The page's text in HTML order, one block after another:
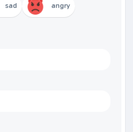
sad angry